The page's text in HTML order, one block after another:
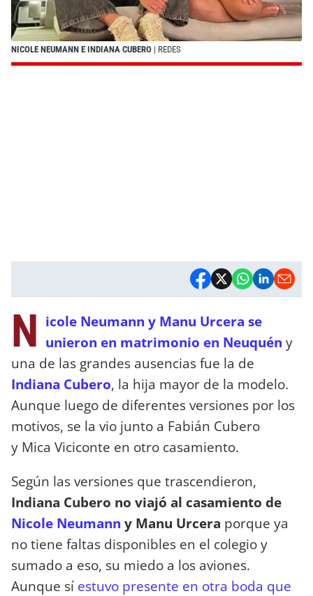
NICOLE NEUMANN E INDIANA CUBERO | REDES
N icole Neumann y Manu Urcera se
unieron en matrimonio en Neuquén y
una de las grandes ausencias fue la de
Indiana Cubero, la hija mayor de la modelo.
Aunque luego de diferentes versiones por los
motivos, se la vio junto a Fabián Cubero
y Mica Viciconte en otro casamiento.
Según las versiones que trascendieron,
Indiana Cubero no viajó al casamiento de
Nicole Neumann y Manu Urcera porque ya
no tiene faltas disponibles en el colegio y
sumado a eso, su miedo a los aviones.
Aunque sí estuvo presente en otra boda que